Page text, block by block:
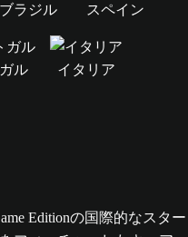
ブラジル スペイン
ル イタリア